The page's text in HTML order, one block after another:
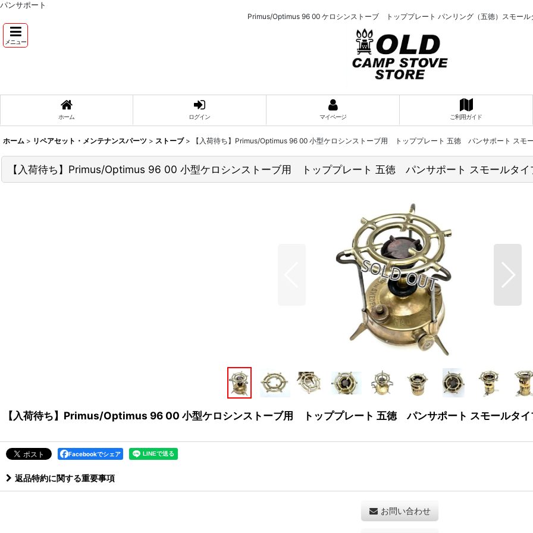
パンサポート
Primus/Optimus 96 00 ケロシンストーブ トッププレート パンリング（五徳）スモール
メニュー
ホーム ログイン マイページ ご利用ガイド
ホーム > リペアセット・メンテナンスパーツ > ストーブ > 【入荷待ち】Primus/Optimus 96 00 小型ケロシンストーブ用 トッププレート 五徳 パンサポート スモ
【入荷待ち】Primus/Optimus 96 00 小型ケロシンストーブ用 トッププレート 五徳 パンサポート スモールタイ
【入荷待ち】Primus/Optimus 96 00 小型ケロシンストーブ用 トッププレート 五徳 パンサポート スモールタイ
Facebookでシェア
返品特約に関する重要事項
お問い合わせ